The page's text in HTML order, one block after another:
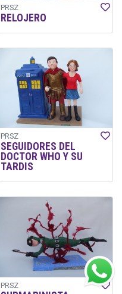
PRSZ
RELOJERO
PRSZ
SEGUIDORES DEL
DOCTOR WHO Y SU
TARDIS
PRSZ